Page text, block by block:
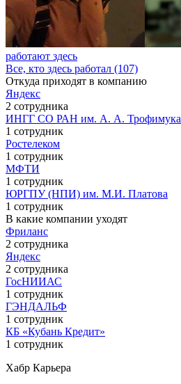
работают здесь
Все, кто здесь работал (107)
Откуда приходят в компанию
Яндекс
2 сотрудника
ИНГГ СО РАН им. А. А. Трофимука
1 сотрудник
Ростелеком
1 сотрудник
МФТИ
1 сотрудник
ЮРГПУ (НПИ) им. М.И. Платова
1 сотрудник
В какие компании уходят
Фриланс
2 сотрудника
Яндекс
2 сотрудника
ГосНИИАС
1 сотрудник
ГЭНДАЛЬФ
1 сотрудник
КБ «Кубань Кредит»
1 сотрудник
Хабр Карьера